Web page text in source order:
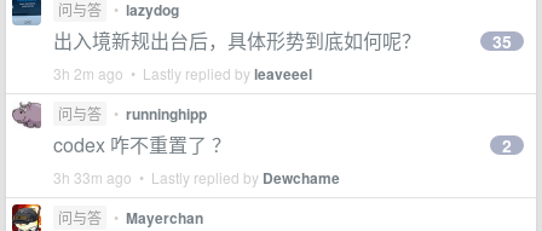
问与答 • lazydog
出入境新规出台后，具体形势到底如何呢？
3h 2m ago • Lastly replied byleaveeel
35
问与答 • runninghipp
codex 咋不重置了 ？
3h 33m ago • Lastly replied by Dewchame
2
问与答 • Mayerchan